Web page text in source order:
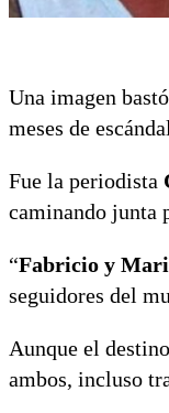
Una imagen
meses de
Fue la periodista
caminando junta
“Fabricio y
seguidores del
Aunque el
ambos, incluso